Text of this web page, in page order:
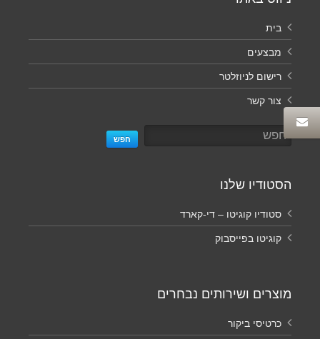
בית
מבצעים
רישום לניוזלטר
צור קשר
חפש
הסטודיו שלנו
סטודיו קוגיטו – די-קארד
קוגיטו בפייסבוק
מוצרים ושירותים נבחרים
כרטיסי ביקור